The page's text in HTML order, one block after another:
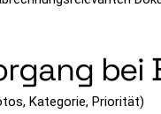
bei
Kategorie, Priorität)